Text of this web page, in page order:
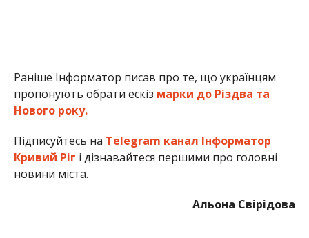
Раніше Інформатор писав про те, що українцям
пропонують обрати ескіз марки до Різдва та
Нового року.
Підписуйтесь на Telegram канал Інформатор
Кривий Ріг і дізнавайтеся першими про головні
новини міста.
Альона Свірідова